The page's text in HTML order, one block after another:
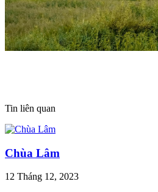
Tin liên quan
Chùa Lâm
12 Tháng 12, 2023